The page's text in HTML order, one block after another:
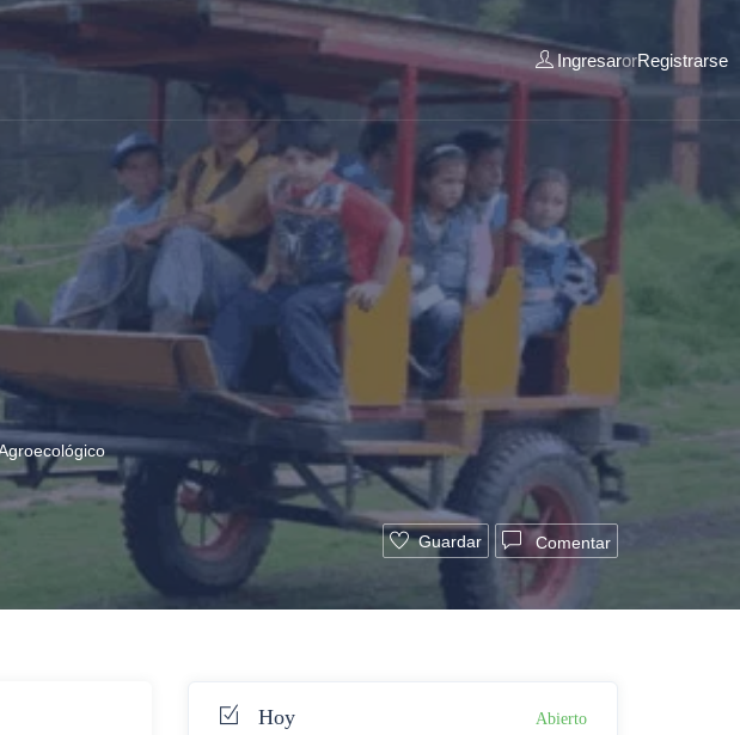
IngresarorRegistrarse
Guardar Comentar
Hoy Abierto